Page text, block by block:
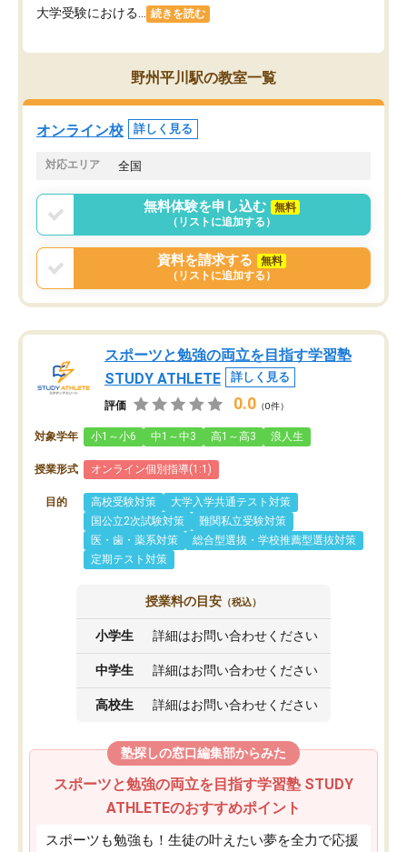
大学受験における...
続きを読む
野州平川駅の教室一覧
オンライン校 詳しく見る
対応エリア 全国
無料体験を申し込む
無料
（リストに追加する）
資料を請求する
無料
（リストに追加する）
スポーツと勉強の両立を目指す学習塾
STUDY ATHLETE
詳しく見る
評価 0.0 （0件）
対象学年 小1～小6 中1～中3 高1～高3 浪人生
授業形式 オンライン個別指導(1:1)
目的 高校受験対策
大学入学共通テスト対策
国公立2次試験対策
難関私立受験対策
医・歯・薬系対策
総合型選抜・学校推薦型選抜対策
定期テスト対策
授業料の目安 （税込）
小学生 詳細はお問い合わせください
中学生 詳細はお問い合わせください
高校生 詳細はお問い合わせください
塾探しの窓口編集部からみた
スポーツと勉強の両立を目指す学習塾 STUDY
ATHLETEのおすすめポイント
スポーツも勉強も！生徒の叶えたい夢を全力で応援